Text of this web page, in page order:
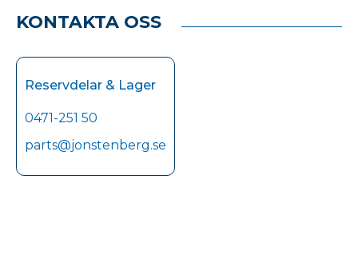
KONTAKTA OSS
Reservdelar & Lager
0471-251 50
parts@jonstenberg.se